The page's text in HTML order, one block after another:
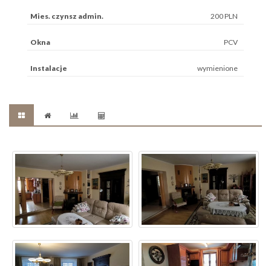
Mies. czynsz admin. 200 PLN
Okna PCV
Instalacje wymienione